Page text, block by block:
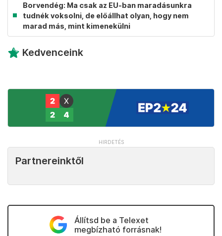
Borvendég: Ma csak az EU-ban maradásunkra
tudnék voksolni, de előállhat olyan, hogy nem
marad más, mint kimenekülni
Kedvenceink
Partnereinktől
Állítsd be a Telexet
megbízható forrásnak!